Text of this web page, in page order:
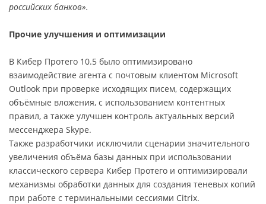
российских банков».
Прочие улучшения и оптимизации
В Кибер Протего 10.5 было оптимизировано
взаимодействие агента с почтовым клиентом Microsoft
Outlook при проверке исходящих писем, содержащих
объёмные вложения, с использованием контентных
правил, а также улучшен контроль актуальных версий
мессенджера Skype.
Также разработчики исключили сценарии значительного
увеличения объёма базы данных при использовании
классического сервера Кибер Протего и оптимизировали
механизмы обработки данных для создания теневых копий
при работе с терминальными сессиями Citrix.